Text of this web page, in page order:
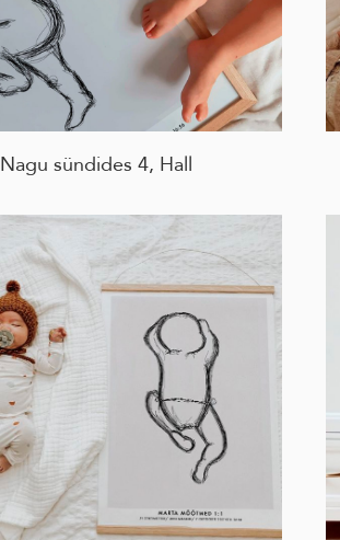
Nagu sündides 4, Hall